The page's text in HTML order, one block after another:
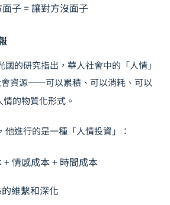
子 = 讓對方沒面子
的研究指出，華人社會中的「人情」
會資源——可以累積、可以消耗、可以
的物質化形式。
他進行的是一種「人情投資」：
情感成本 + 時間成本
維繫和深化